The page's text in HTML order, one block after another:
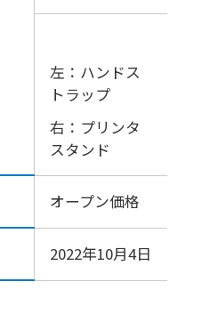
左：ハンドス
トラップ
右：プリンタ
スタンド
オープン価格
2022年10月4日